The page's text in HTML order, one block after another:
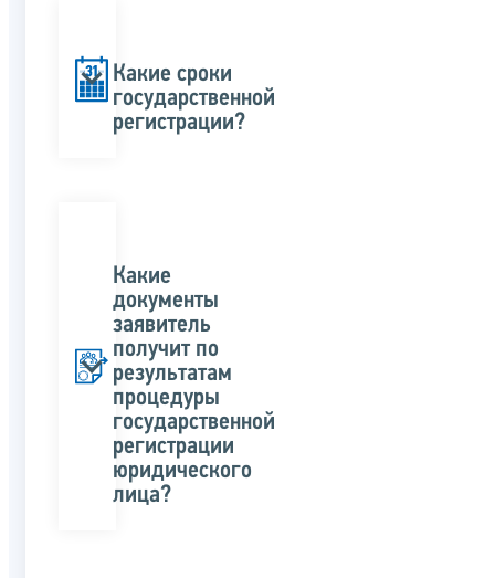
Какие сроки
государственной
регистрации?
Какие
документы
заявитель
получит по
результатам
процедуры
государственной
регистрации
юридического
лица?